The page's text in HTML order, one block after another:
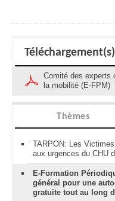
Téléchargement(s)
Comité des experts
la mobilité (E-FPM)
Thèmes
TARPON: Les
aux urgences du CHU
E-Formation
général pour une
gratuite tout au long